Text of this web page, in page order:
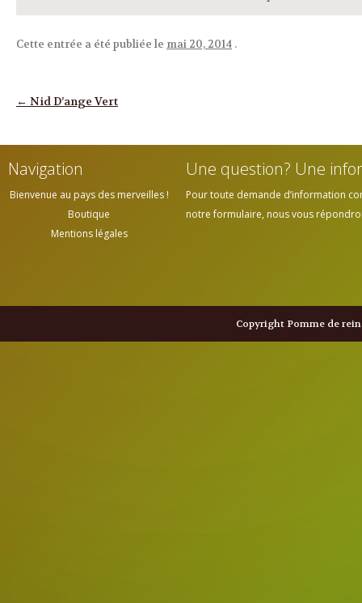
Cette entrée a été publiée le mai 20, 2014 .
Navigation des articles
← Nid D’ange Vert
Navigation
Bienvenue au pays des merveilles !
Boutique
Mentions légales
Une question? Une
Pour toute demande d’information
notre formulaire, nous vous
Copyright Pomme de